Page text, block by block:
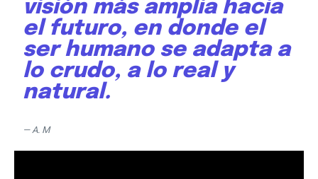
visión más amplia hacia
el futuro, en donde el
ser humano se adapta a
lo crudo, a lo real y
natural.
— A. M